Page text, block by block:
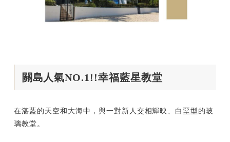
關島人氣NO.1!!幸福藍星教堂
在湛藍的天空和大海中，與一對新人交相輝映、白堊型的玻
璃教堂。